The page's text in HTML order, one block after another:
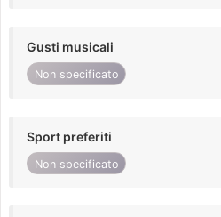
Gusti musicali
Non specificato
Sport preferiti
Non specificato